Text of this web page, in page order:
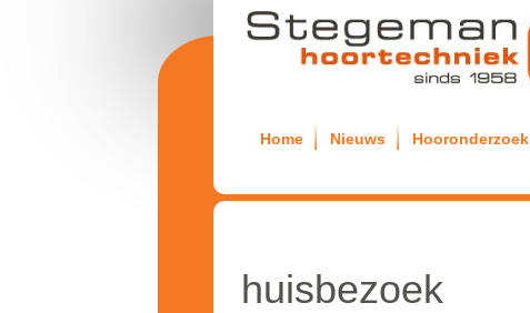
Home Nieuws Hooronderzoek
huisbezoek